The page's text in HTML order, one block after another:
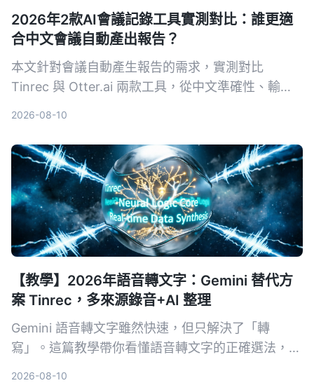
2026年2款AI會議記錄工具實測對比：誰更適
合中文會議自動產出報告？
本文針對會議自動產生報告的需求，實測對比
Tinrec 與 Otter.ai 兩款工具，從中文準確性、輸入
最適合中文會議場景。
2026-08-10
【教學】2026年語音轉文字：Gemini 替代方
案 Tinrec，多來源錄音+AI 整理
Gemini 語音轉文字雖然快速，但只解決了「轉
寫」。這篇教學帶你看懂語音轉文字的正確選法，並
2026-08-10